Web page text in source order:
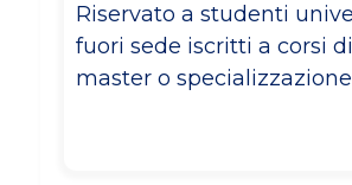
Riservato a studenti
fuori sede iscritti a corsi
master o